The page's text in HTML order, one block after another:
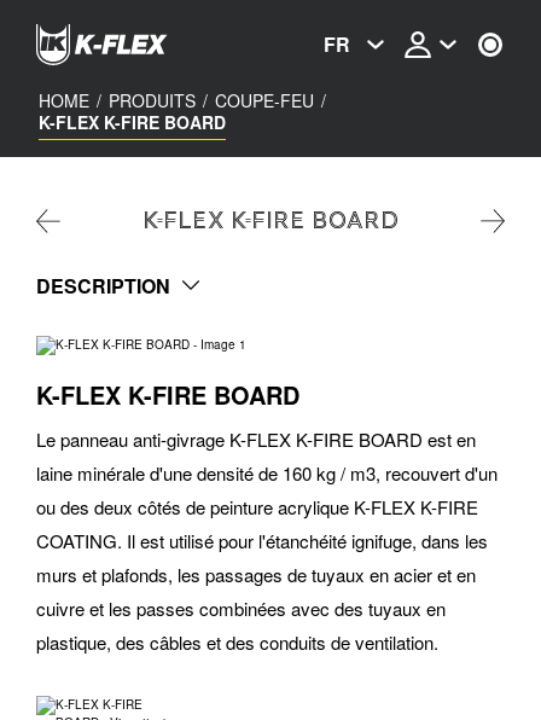
content
FR
HOME / PRODUITS / COUPE-FEU /
K-FLEX K-FIRE BOARD
K-FLEX K-FIRE BOARD
DESCRIPTION
K-FLEX K-FIRE BOARD
Le panneau anti-givrage K-FLEX K-FIRE BOARD est en
laine minérale d'une densité de 160 kg / m3, recouvert d'un
ou des deux côtés de peinture acrylique K-FLEX K-FIRE
COATING. Il est utilisé pour l'étanchéité ignifuge, dans les
murs et plafonds, les passages de tuyaux en acier et en
cuivre et les passes combinées avec des tuyaux en
plastique, des câbles et des conduits de ventilation.